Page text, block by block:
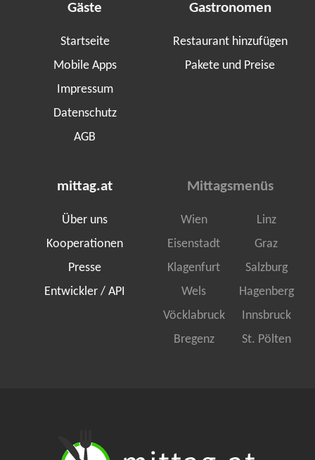
Gäste
Startseite
Mobile Apps
Impressum
Datenschutz
AGB
Gastronomen
Restaurant hinzufügen
Pakete und Preise
mittag.at
Über uns
Kooperationen
Presse
Entwickler / API
Mittagsmenüs
Wien
Linz
Eisenstadt
Graz
Klagenfurt
Salzburg
Wels
Hagenberg
Vöcklabruck
Innsbruck
Bregenz
St. Pölten